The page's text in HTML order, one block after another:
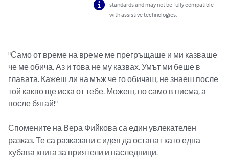
standards and may not be fully compatible
with assistive technologies.
"Само от време на време ме прегръщаше и ми казваше
че ме обича. Аз и това не му казвах. Умът ми беше в
главата. Кажеш ли на мъж че го обичаш, не знаеш после
той какво ще иска от тебе. Можеш, но само в писма, а
после бягай!"
Спомените на Вера Фийкова са един увлекателен
разказ. Те са разказани с идея да останат като една
хубава книга за приятели и наследници.